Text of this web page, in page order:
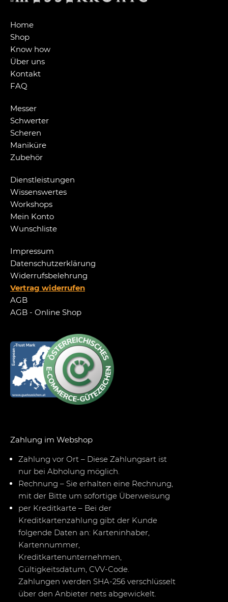
Home
Shop
Know how
Über uns
Kontakt
FAQ
Messer
Schwerter
Scheren
Maniküre
Zubehör
Dienstleistungen
Wissenswertes
Workshops
Mein Konto
Wunschliste
Impressum
Datenschutzerklärung
Widerrufsbelehrung
Vertrag widerrufen
AGB
AGB - Online Shop
Zahlung im Webshop
Zahlung vor Ort – Diese Zahlungsart ist
nur bei Abholung möglich.
Rechnung – Sie erhalten eine Rechnung,
mit der Bitte um sofortige Überweisung
per Kreditkarte – Bei der
Kreditkartenzahlung gibt der Kunde
folgende Daten an: Karteninhaber,
Kartennummer,
Kreditkartenunternehmen,
Gültigkeitsdatum, CVV-Code.
Zahlungen werden SHA-256 verschlüsselt
über den Anbieter nets abgewickelt.